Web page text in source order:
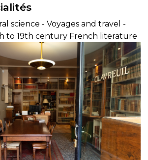
science - Voyages and travel -
to 19th century French literature